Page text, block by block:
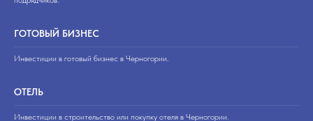
ГОТОВЫЙ БИЗНЕС
Инвестиции в готовый бизнес в Черногории.
ОТЕЛЬ
Инвестиции в строительство или покупку отеля в Черногории.